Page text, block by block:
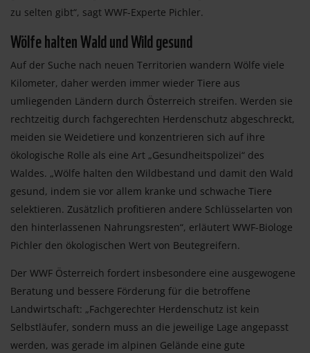
zu selten gibt“, sagt WWF-Experte Pichler.
Wölfe halten Wald und Wild gesund
Auf der Suche nach neuen Territorien wandern Wölfe viele
Kilometer, daher werden immer wieder Tiere aus
umliegenden Ländern durch Österreich streifen. Werden sie
rechtzeitig durch fachgerechten Herdenschutz abgeschreckt,
meiden sie Weidetiere und konzentrieren sich auf ihre
ökologische Rolle als eine Art „Gesundheitspolizei“ des
Waldes. „Wölfe halten den Wildbestand und damit den Wald
gesund, indem sie vor allem kranke und schwache Tiere
selektieren. Zusätzlich profitieren andere Schlüsselarten von
den hinterlassenen Nahrungsresten“, erläutert WWF-Biologe
Pichler den ökologischen Wert von Beutegreifern.
Der WWF Österreich fordert insbesondere eine ausgewogene
Beratung und bessere Förderung für die betroffene
Landwirtschaft: „Fachgerechter Herdenschutz ist kein
Selbstläufer, sondern muss an die jeweilige Lage angepasst
werden, was gerade im alpinen Gelände eine gute